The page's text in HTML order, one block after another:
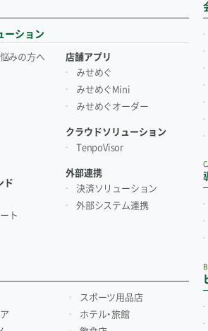
ーション
みの方へ
ド
ト
店舗アプリ
みせめぐ
みせめぐMini
みせめぐオーダー
クラウドソリューション
TenpoVisor
外部連携
決済ソリューション
外部システム連携
スポーツ用品店
ホテル・旅館